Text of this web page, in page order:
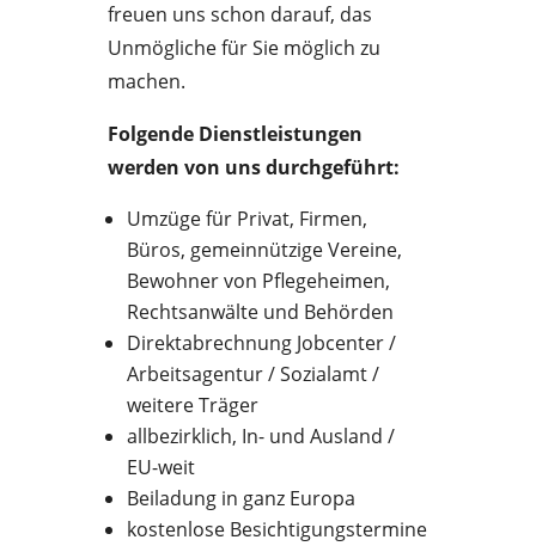
freuen uns schon darauf, das
Unmögliche für Sie möglich zu
machen.
Folgende Dienstleistungen
werden von uns durchgeführt:
Umzüge für Privat, Firmen,
Büros, gemeinnützige Vereine,
Bewohner von Pflegeheimen,
Rechtsanwälte und Behörden
Direktabrechnung Jobcenter /
Arbeitsagentur / Sozialamt /
weitere Träger
allbezirklich, In- und Ausland /
EU-weit
Beiladung in ganz Europa
kostenlose Besichtigungstermine